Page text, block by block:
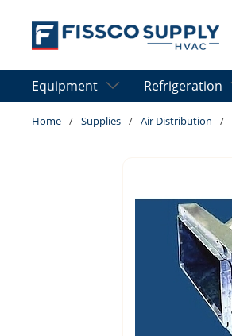
Skip to main content
Equipment Refrigeration
Home / Supplies / Air Distribution /